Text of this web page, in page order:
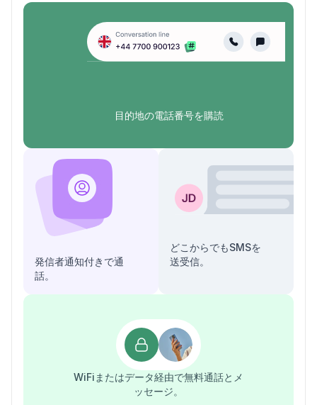
目的地の電話番号を購読
発信者通知付きで通
話。
どこからでもSMSを
送受信。
WiFiまたはデータ経由で無料通話とメ
ッセージ。